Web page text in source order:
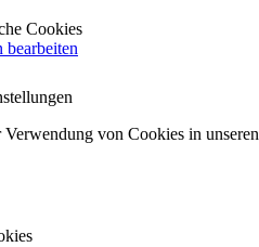
Cookies
bearbeiten
von Cookies in